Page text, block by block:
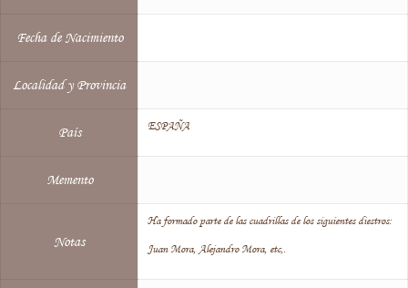
Fecha de Nacimiento
Localidad y Provincia
País ESPAÑA
Memento
Notas
Ha formado parte de las cuadrillas de los siguientes diestros:
Juan Mora, Alejandro Mora, etc,.